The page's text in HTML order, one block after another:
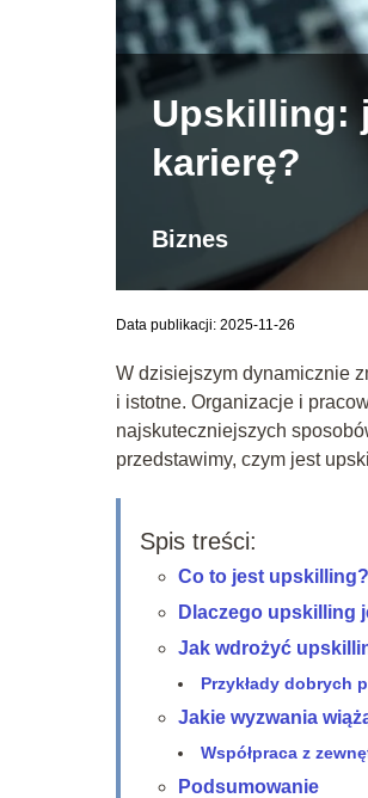
Upskilling:
karierę?
Biznes
Data publikacji: 2025-11-26
W dzisiejszym dynamicznie
i istotne. Organizacje i
najskuteczniejszych
przedstawimy, czym jest
Spis treści:
Co to jest upskilling?
Dlaczego upskilling
Jak wdrożyć
Przykłady dobrych
Jakie wyzwania
Współpraca z
Podsumowanie